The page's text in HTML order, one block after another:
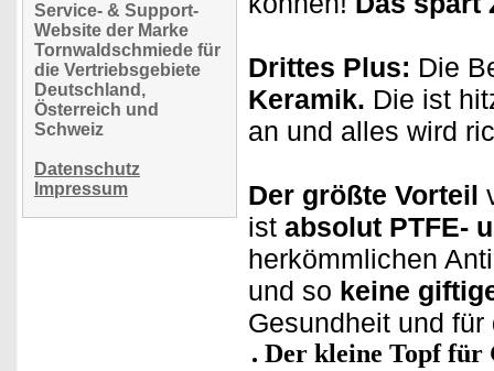
Service- & Support-
Website der Marke
Tornwaldschmiede für
die Vertriebsgebiete
Deutschland,
Österreich und
Schweiz
Datenschutz
Impressum
Drittes Plus: Die
Keramik. Die ist
an und alles wird
Der größte Vorteil
ist absolut PTFE-
herkömmlichen
und so keine
Gesundheit und für
Der kleine Topf für